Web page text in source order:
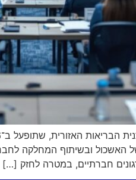
האשכול ובשיתוף המחלקה
חברתיים, במטרה לחזק […]